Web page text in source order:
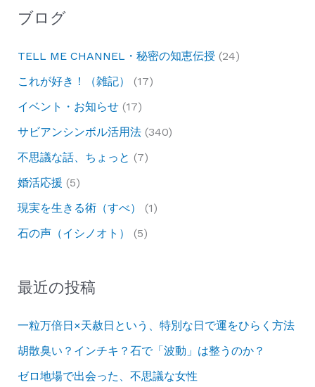
ブログ
TELL ME CHANNEL・秘密の知恵伝授 (24)
これが好き！（雑記）
(17)
イベント・お知らせ(17)
サビアンシンボル活用法(340)
不思議な話、ちょっと (7)
婚活応援 (5)
現実を生きる術（すべ）
(1)
石の声（イシノオト）
(5)
最近の投稿
一粒万倍日×天赦日という、特別な日で運をひらく方法
胡散臭い？インチキ？石で「波動」は整うのか？
ゼロ地場で出会った、不思議な女性